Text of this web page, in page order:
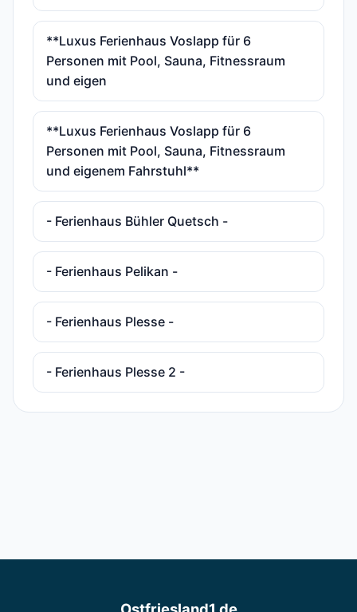
**Luxus Ferienhaus Voslapp für 6
Personen mit Pool, Sauna, Fitnessraum
und eigen
**Luxus Ferienhaus Voslapp für 6
Personen mit Pool, Sauna, Fitnessraum
und eigenem Fahrstuhl**
- Ferienhaus Bühler Quetsch -
- Ferienhaus Pelikan -
- Ferienhaus Plesse -
- Ferienhaus Plesse 2 -